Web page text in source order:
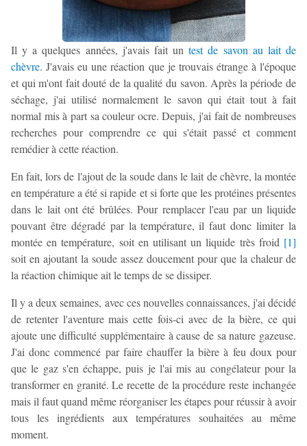
Il y a quelques années, j'avais fait untest de savon au lait de
chèvre. J'avais eu une réaction que je trouvais étrange à l'époque
et qui m'ont fait douté de la qualité du savon. Après la période de
séchage, j'ai utilisé normalement le savon qui était tout à fait
normal mis à part sa couleur ocre. Depuis, j'ai fait de nombreuses
recherches pour comprendre ce qui s'était passé et comment
remédier à cette réaction.
En fait, lors de l'ajout de la soude dans le lait de chèvre, la montée
en température a été si rapide et si forte que les protéines présentes
dans le lait ont été brûlées. Pour remplacer l'eau par un liquide
pouvant être dégradé par la température, il faut donc limiter la
montée en température, soit en utilisant un liquide très froid [1]
soit en ajoutant la soude assez doucement pour que la chaleur de
la réaction chimique ait le temps de se dissiper.
Il y a deux semaines, avec ces nouvelles connaissances, j'ai décidé
de retenter l'aventure mais cette fois-ci avec de la bière, ce qui
ajoute une difficulté supplémentaire à cause de sa nature gazeuse.
J'ai donc commencé par faire chauffer la bière à feu doux pour
que le gaz s'en échappe, puis je l'ai mis au congélateur pour la
transformer en granité. Le recette de la procédure reste inchangée
mais il faut quand même réorganiser les étapes pour réussir à avoir
tous les ingrédients aux températures souhaitées au même
moment.